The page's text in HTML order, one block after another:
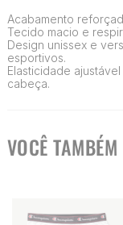
Acabamento
Tecido macio e
Design unissex e
esportivos.
Elasticidade
cabeça.
VOCÊ